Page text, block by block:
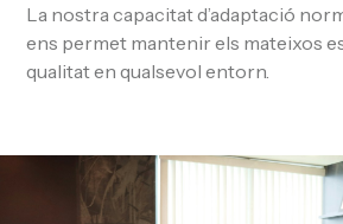
La nostra capacitat d’adaptació
ens permet mantenir els mateixos
qualitat en qualsevol entorn.